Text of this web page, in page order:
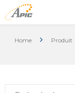
Home Produit